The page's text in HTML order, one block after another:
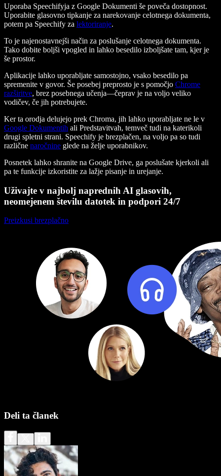
Uporaba Speechifyja z Google Dokumenti še poveča dostopnost.
Uporabite glasovno tipkanje za narekovanje celotnega dokumenta,
potem pa Speechify za lektoriranje.
To je najenostavnejši način za poslušanje celotnega dokumenta.
Tako dobite boljši vpogled in lahko besedilo izboljšate tam, kjer je
še prostor.
Aplikacije lahko uporabljate samostojno, vsako besedilo pa
spremenite v govor. Še posebej preprosto je s pomočjo Chrome
razširitve, brez posebnega učenja—čeprav je na voljo veliko
vodičev, če jih potrebujete.
Ker ta orodja delujejo prek Chroma, jih lahko uporabljate ne le v
Google Dokumentih ali Predstavitvah, temveč tudi na katerikoli
drugi spletni strani. Speechify je brezplačen, na voljo pa so tudi
različne naročnine glede na želje uporabnikov.
Posnetek lahko shranite na Google Drive, ga poslušate kjerkoli ali
pa te funkcije izkoristite za lažje pisanje in urejanje.
Uživajte v najbolj naprednih AI glasovih,
neomejenem številu datotek in podpori 24/7
Preizkusi brezplačno
Deli ta članek